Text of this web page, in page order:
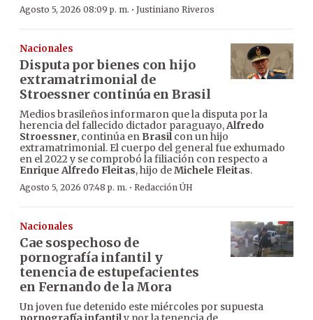
Agosto 5, 2026 08:09 p. m. · Justiniano Riveros
Nacionales
Disputa por bienes con hijo
extramatrimonial de
Stroessner continúa en Brasil
Medios brasileños informaron que la disputa por la
herencia del fallecido dictador paraguayo,Alfredo
Stroessner, continúa en Brasilcon un hijo
extramatrimonial. El cuerpo del general fue exhumado
en el 2022 y se comprobó la filiación con respecto a
Enrique Alfredo Fleitas, hijo deMichele Fleitas.
Agosto 5, 2026 07:48 p. m. · Redacción ÚH
Nacionales
Cae sospechoso de
pornografía infantil y
tenencia de estupefacientes
en Fernando de la Mora
Un joven fue detenido este miércoles por supuesta